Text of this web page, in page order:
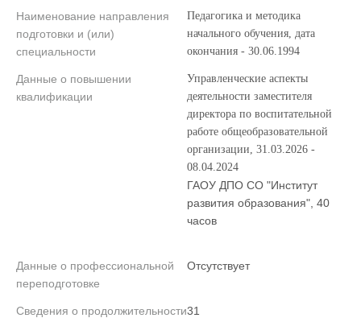
Наименование направления
подготовки и (или)
специальности
Педагогика и методика
начального обучения, дата
окончания - 30.06.1994
Данные о повышении
квалификации
Управленческие аспекты
деятельности заместителя
директора по воспитательной
работе общеобразовательной
организации, 31.03.2026 -
08.04.2024
ГАОУ ДПО СО "Институт
развития образования", 40
часов
Данные о профессиональной
переподготовке
Отсутствует
Сведения о продолжительности31